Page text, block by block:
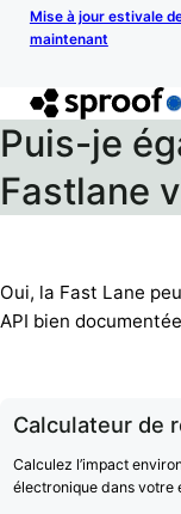
Mise à jour estivale
maintenant
Puis-je
Fastlane
Oui, la Fast Lane
API bien
Calculateur de
Calculez l’impact
électronique dans votre